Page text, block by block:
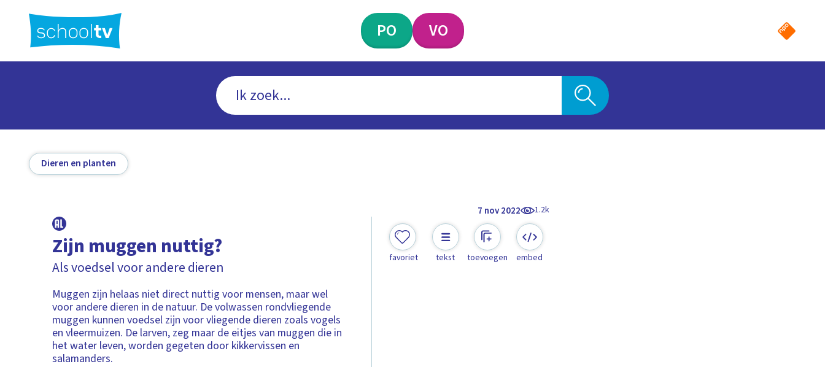
hoofdinhoud
PO VO
Dieren en planten
7 nov 2022 1.2k
Zijn muggen nuttig?
Als voedsel voor andere dieren
Muggen zijn helaas niet direct nuttig voor mensen, maar wel
voor andere dieren in de natuur. De volwassen rondvliegende
muggen kunnen voedsel zijn voor vliegende dieren zoals vogels
en vleermuizen. De larven, zeg maar de eitjes van muggen die in
het water leven, worden gegeten door kikkervissen en
salamanders.
favoriet tekst toevoegen embed